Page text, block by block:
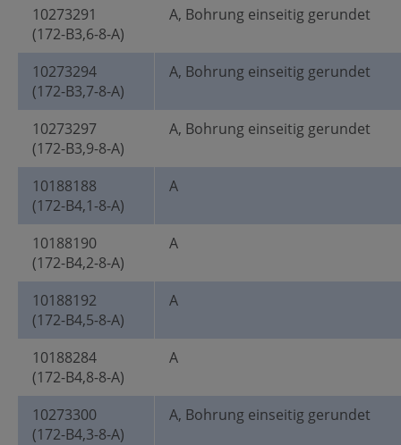
10273291
(172-B3,6-8-A)
A, Bohrung einseitig gerundet
10273294
(172-B3,7-8-A)
A, Bohrung einseitig gerundet
10273297
(172-B3,9-8-A)
A, Bohrung einseitig gerundet
10188188
(172-B4,1-8-A)
A
10188190
(172-B4,2-8-A)
A
10188192
(172-B4,5-8-A)
A
10188284
(172-B4,8-8-A)
A
10273300
(172-B4,3-8-A)
A, Bohrung einseitig gerundet